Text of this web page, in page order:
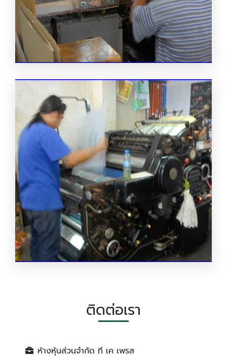
โรงพิมพ์งานด่วน
งานพิมพ์ออฟเซ็ทติดต่อเรา
ห้างหุ้นส่วนจำกัด ที เค เพรส